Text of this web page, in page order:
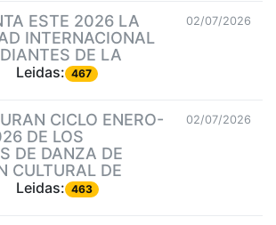
ESTE 2026 LA
INTERNACIONAL
DE LA
Leidas: 467
02/07/2026
CICLO ENERO-
DE LOS
DE DANZA DE
CULTURAL DE
Leidas: 463
02/07/2026